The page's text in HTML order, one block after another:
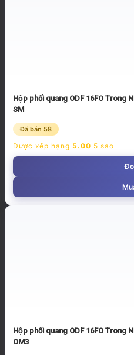
Hộp phối quang ODF 16FO Trong
SM
Đã bán 58
Được xếp hạng 5.00 5 sao
Hộp phối quang ODF 16FO Trong
OM3